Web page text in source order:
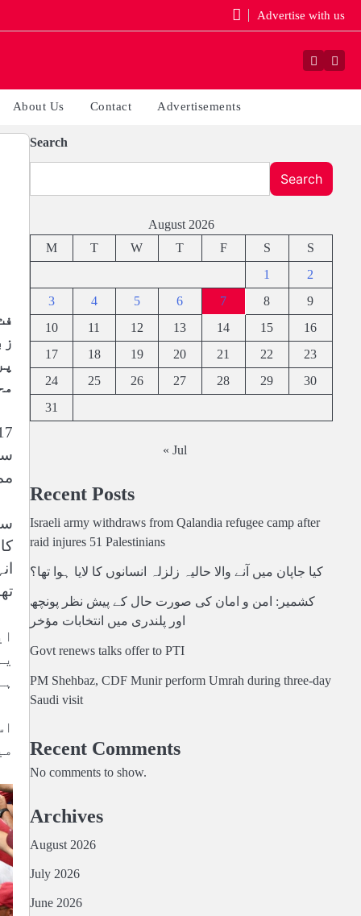
Advertise with us
Facebook
About Us Contact Advertisements
Search
Search
August 2026
M
T W T F S
S
1
2
3
4 5 6 7 8
9
10
11 12 13 14 15
16
17
18 19 20 21 22
23
24
25 26 27 28 29
30
31
« Jul
Recent Posts
Israeli army withdraws from Qalandia refugee camp after
raid injures 51 Palestinians
کیا جاپان میں آنے والا حالیہ زلزلہ انسانوں کا لایا ہوا تھا؟
کشمیر: امن و امان کی صورت حال کے پیش نظر پونچھ
اور پلندری میں انتخابات مؤخر
Govt renews talks offer to PTI
PM Shehbaz, CDF Munir perform Umrah during three-day
Saudi visit
Recent Comments
No comments to show.
Archives
August 2026
July 2026
June 2026